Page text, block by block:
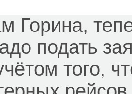
Горина,
подать
того,